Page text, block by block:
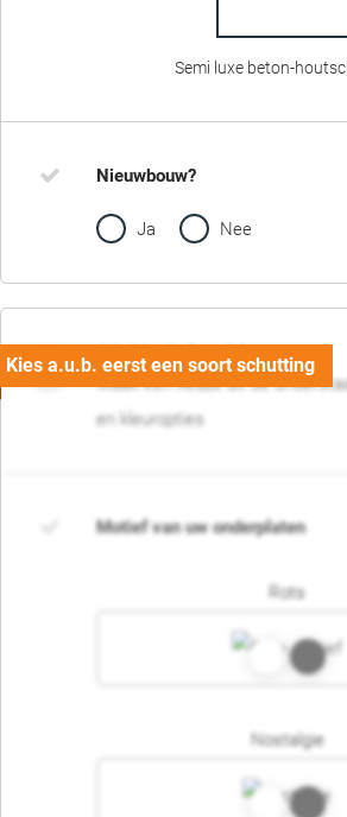
Semi luxe beton-
Nieuwbouw?
Ja Nee
02. Motief en kleur
Maak een keuze uit de
en kleuropties
Motief van uw onderplaten
Rots
Nostalgie